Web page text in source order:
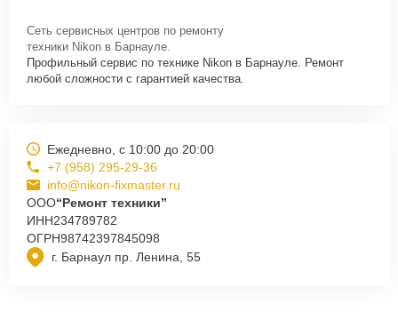
Сеть сервисных центров по ремонту
техники Nikon в Барнауле.
Профильный сервис по технике Nikon в Барнауле. Ремонт
любой сложности с гарантией качества.
г. Барнаул пр. Ленина, 55
Ежедневно, с 10:00 до 20:00
+7 (958) 295-29-36
info@nikon-fixmaster.ru
ООО“Ремонт техники”
ИНН234789782
ОГРН98742397845098